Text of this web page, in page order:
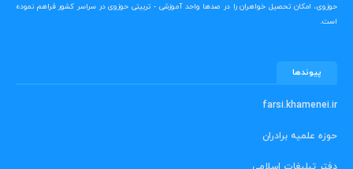
حوزوی، امکان تحصیل خواهران را در صدها واحد آموزشی - تربیتی حوزوی در سراسر کشور فراهم نموده
است.
پیوندها
farsi.khamenei.ir
حوزه علمیه برادران
دفتر تبلیغات اسلامی